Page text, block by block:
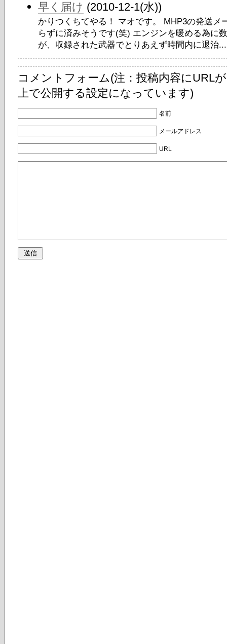
早く届け (2010-12-1(水))
かりつくちてやる！ マオです。 MHP3の発送メ
らずに済みそうです(笑) エンジンを暖める為に
が、収録された武器でとりあえず時間内に退治...
コメントフォーム(注：投稿内容にURL
上で公開する設定になっています)
名前
メールアドレス
URL